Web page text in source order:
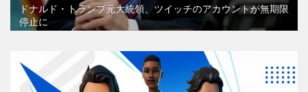
ドナルド・トランプ元大統領、ツイッチのアカウントが無期限
停止に